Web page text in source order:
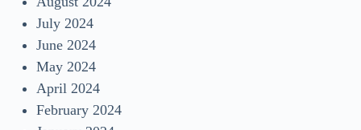
July 2024
June 2024
May 2024
April 2024
February 2024